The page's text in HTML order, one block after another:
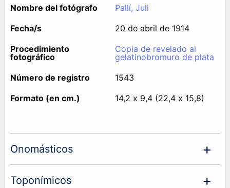
Nombre del fotógrafo
Pallí, Juli
Fecha/s
20 de abril de 1914
Procedimiento
fotográfico
Copia de revelado al
gelatinobromuro de plata
Número de registro
1543
Formato (en cm.)
14,2 x 9,4 (22,4 x 15,8)
Onomásticos
Toponímicos